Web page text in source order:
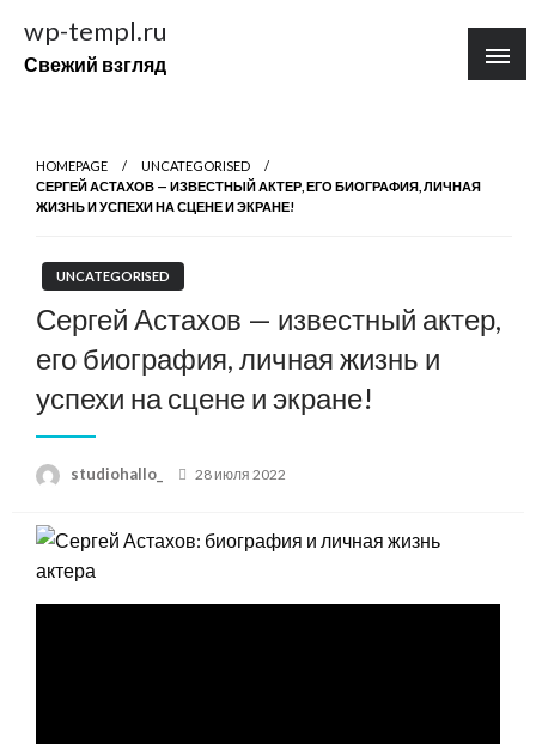
содержимому
wp-templ.ru
Свежий взгляд
HOMEPAGE
UNCATEGORISED
СЕРГЕЙ АСТАХОВ — ИЗВЕСТНЫЙ АКТЕР, ЕГО БИОГРАФИЯ, ЛИЧНАЯ
ЖИЗНЬ И УСПЕХИ НА СЦЕНЕ И ЭКРАНЕ!
UNCATEGORISED
Сергей Астахов — известный актер,
его биография, личная жизнь и
успехи на сцене и экране!
studiohallo_
Posted
28 июля 2022